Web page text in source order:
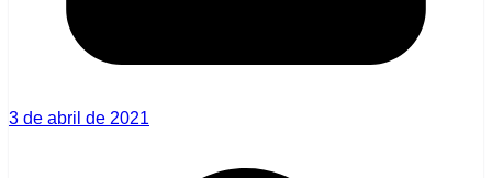
3 de abril de 2021